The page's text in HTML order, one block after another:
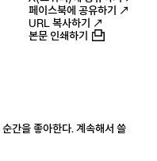
페이스북에 공유하기 ↗
URL 복사하기 ↗
본문 인쇄하기
간을 좋아한다. 계속해서 쓸